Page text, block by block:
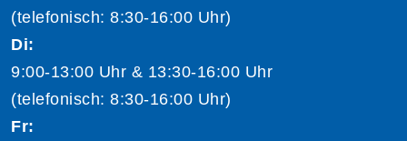
(telefonisch: 8:30-16:00 Uhr)
Di:
9:00-13:00 Uhr & 13:30-16:00 Uhr
(telefonisch: 8:30-16:00 Uhr)
Fr: